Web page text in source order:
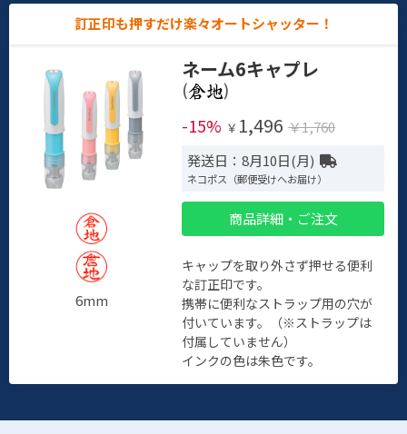
訂正印も押すだけ楽々オートシャッター！
6mm
ネーム6キャプレ
(
)
-15% ￥ 1,496 ￥1,760
発送日：8月10日(月)
ネコポス（郵便受けへお届け）
商品詳細・ご注文
キャップを取り外さず押せる便利
な訂正印です。
携帯に便利なストラップ用の穴が
付いています。（※ストラップは
付属していません）
インクの色は朱色です。